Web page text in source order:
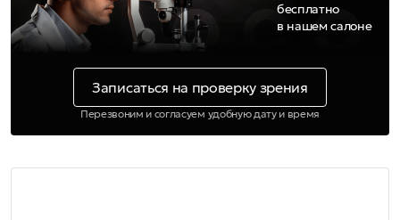
бесплатно
в нашем салоне
Записаться на проверку зрения
Перезвоним и согласуем удобную дату и время